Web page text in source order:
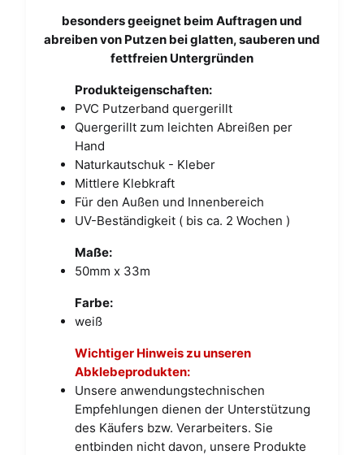
besonders geeignet beim Auftragen und
abreiben von Putzen bei glatten, sauberen und
fettfreien Untergründen
Produkteigenschaften:
PVC Putzerband quergerillt
Quergerillt zum leichten Abreißen per
Hand
Naturkautschuk - Kleber
Mittlere Klebkraft
Für den Außen und Innenbereich
UV-Beständigkeit ( bis ca. 2 Wochen )
Maße:
50mm x 33m
Farbe:
weiß
Wichtiger Hinweis zu unseren
Abklebeprodukten:
Unsere anwendungstechnischen
Empfehlungen dienen der Unterstützung
des Käufers bzw. Verarbeiters. Sie
entbinden nicht davon, unsere Produkte